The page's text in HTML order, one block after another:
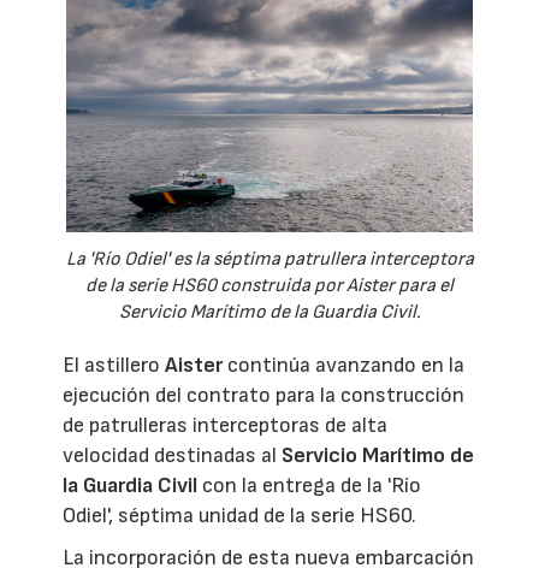
La 'Río Odiel' es la séptima patrullera interceptora
de la serie HS60 construida por Aister para el
Servicio Marítimo de la Guardia Civil.
El astilleroAistercontinúa avanzando en la
ejecución del contrato para la construcción
de patrulleras interceptoras de alta
velocidad destinadas al Servicio Marítimo de
la Guardia Civil con la entrega de la 'Río
Odiel', séptima unidad de la serie HS60.
La incorporación de esta nueva embarcación